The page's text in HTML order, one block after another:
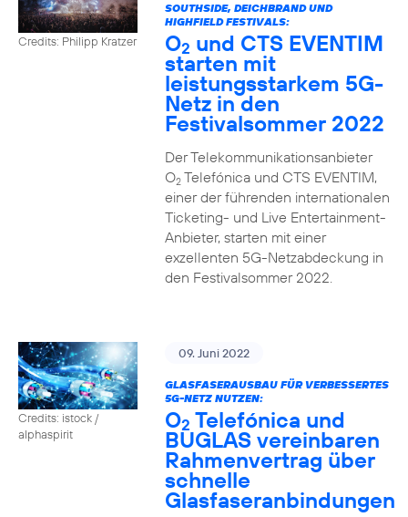
Credits: Philipp Kratzer
SOUTHSIDE, DEICHBRAND UND
HIGHFIELD FESTIVALS:
O2 und CTS EVENTIM
starten mit
leistungsstarkem 5G-
Netz in den
Festivalsommer 2022
Der Telekommunikationsanbieter
O2Telefónica und CTS EVENTIM,
einer der führenden internationalen
Ticketing- und Live Entertainment-
Anbieter, starten mit einer
exzellenten 5G-Netzabdeckung in
den Festivalsommer 2022.
Credits: istock /
alphaspirit
09. Juni 2022
GLASFASERAUSBAU FÜR VERBESSERTES
5G-NETZ NUTZEN:
O2 Telefónica und
BUGLAS vereinbaren
Rahmenvertrag über
schnelle
Glasfaseranbindungen